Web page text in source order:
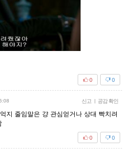
0
0
신고 공감 확인
지 줄임말은 걍 관심얻거나 상대 빡치려
0
0